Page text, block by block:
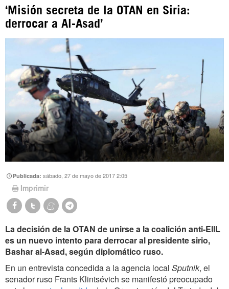
https://t.me/hispantvcanal
https://urmedium.com/c/hispantv
‘Misión secreta de la OTAN en Siria:
derrocar a Al-Asad’
Publicada:sábado, 27 de mayo de 2017 2:05
Imprimir
La decisión de la OTAN de unirse a la coalición anti-EIIL
es un nuevo intento para derrocar al presidente sirio,
Bashar al-Asad, según diplomático ruso.
En un entrevista concedida a la agencia local Sputnik, el
senador ruso Frants Klintsévich se manifestó preocupado